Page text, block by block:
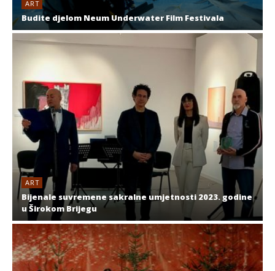
ART
Budite djelom Neum Underwater Film Festivala
ART
Bijenale suvremene sakralne umjetnosti 2023. godine
u Širokom Brijegu